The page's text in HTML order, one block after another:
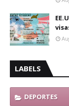
LABELS
DEPORTES